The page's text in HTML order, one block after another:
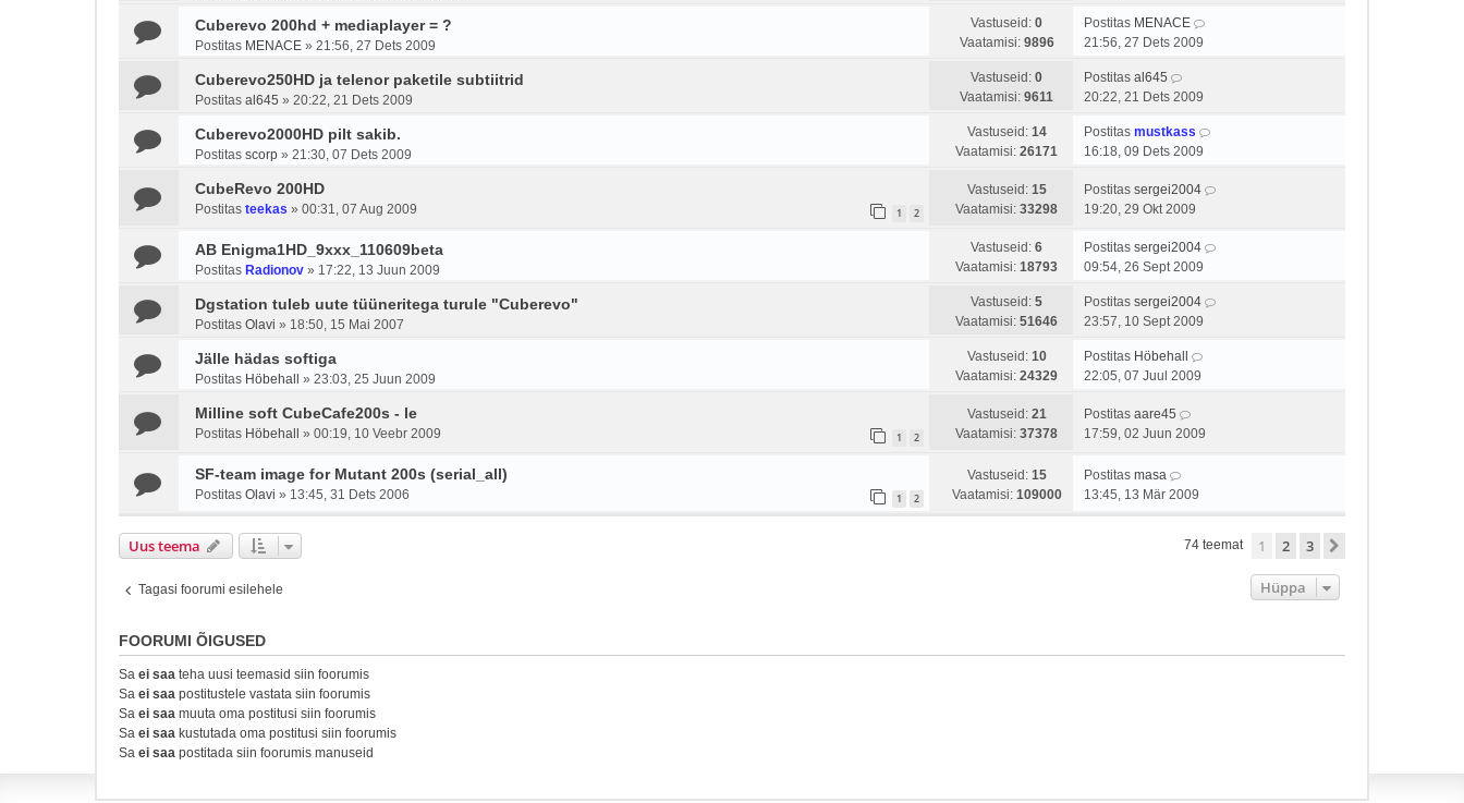
Cuberevo 200hd + mediaplayer = ?
Postitas MENACE » 21:56, 27 Dets 2009
Vastuseid: 0
Vaatamisi: 9896
Postitas MENACE
21:56, 27 Dets 2009
Cuberevo250HD ja telenor paketile subtiitrid
Postitas al645 » 20:22, 21 Dets 2009
Vastuseid: 0
Vaatamisi: 9611
Postitas al645
20:22, 21 Dets 2009
Cuberevo2000HD pilt sakib.
Postitas scorp » 21:30, 07 Dets 2009
Vastuseid: 14
Vaatamisi: 26171
Postitas mustkass
16:18, 09 Dets 2009
CubeRevo 200HD
Postitas teekas » 00:31, 07 Aug 2009 1 2
Vastuseid: 15
Vaatamisi: 33298
Postitas sergei2004
19:20, 29 Okt 2009
AB Enigma1HD_9xxx_110609beta
Postitas Radionov » 17:22, 13 Juun 2009
Vastuseid: 6
Vaatamisi: 18793
Postitas sergei2004
09:54, 26 Sept 2009
Dgstation tuleb uute tüüneritega turule "Cuberevo"
Postitas Olavi » 18:50, 15 Mai 2007
Vastuseid: 5
Vaatamisi: 51646
Postitas sergei2004
23:57, 10 Sept 2009
Jälle hädas softiga
Postitas Höbehall » 23:03, 25 Juun 2009
Vastuseid: 10
Vaatamisi: 24329
Postitas Höbehall
22:05, 07 Juul 2009
Milline soft CubeCafe200s - le
Postitas Höbehall » 00:19, 10 Veebr 2009 1 2
Vastuseid: 21
Vaatamisi: 37378
Postitas aare45
17:59, 02 Juun 2009
SF-team image for Mutant 200s (serial_all)
Postitas Olavi » 13:45, 31 Dets 2006 1 2
Vastuseid: 15
Vaatamisi: 109000
Postitas masa
13:45, 13 Mär 2009
Uus teema 74 teemat 1 2 3
Tagasi foorumi esilehele Hüppa
FOORUMI ÕIGUSED
Sa ei saa teha uusi teemasid siin foorumis
Sa ei saa postitustele vastata siin foorumis
Sa ei saa muuta oma postitusi siin foorumis
Sa ei saa kustutada oma postitusi siin foorumis
Sa ei saa postitada siin foorumis manuseid